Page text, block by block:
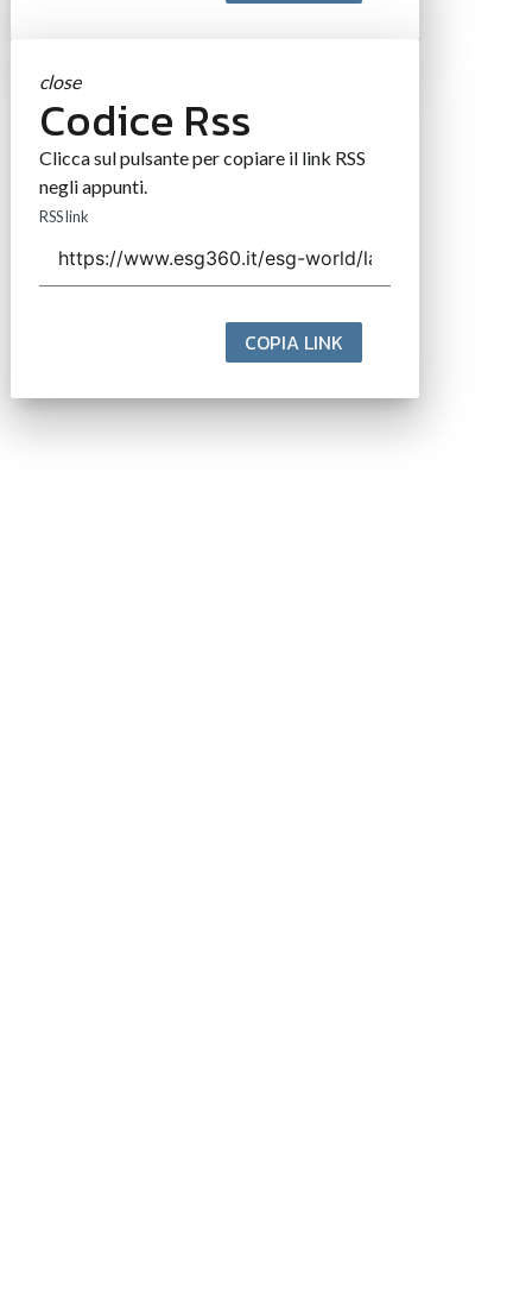
close
Codice Rss
Clicca sul pulsante per copiare il link RSS
negli appunti.
RSS link
COPIA LINK